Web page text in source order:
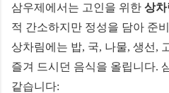
삼우제에서는 고인을 위한 상차
적 간소하지만 정성을 담아 준
상차림에는 밥, 국, 나물, 생선,
즐겨 드시던 음식을 올립니다.
같습니다: